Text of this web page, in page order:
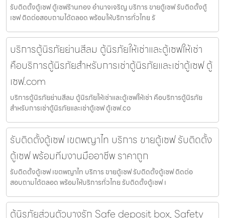
รับติดตั้งตู้เซฟ ตู้เซฟร้านทอง อำนาจเจริญ บริการ ขายตู้เซฟ รับติดตั้งตู้
เซฟ ติดต่อสอบถามได้ตลอด พร้อมให้บริการทั่วไทย รั
บริการตู้นิรภัยย่านสีลม ตู้นิรภัยให้เช่าและตู้เซฟให้เช่า
คือบริการตู้นิรภัยสำหรับการเช่าตู้นิรภัยและเช่าตู้เซฟ ตู้
เซฟ.com
บริการตู้นิรภัยย่านสีลม ตู้นิรภัยให้เช่าและตู้เซฟให้เช่า คือบริการตู้นิรภัย
สำหรับการเช่าตู้นิรภัยและเช่าตู้เซฟ ตู้เซฟ.co
รับติดตั้งตู้เซฟ เขตพญาไท บริการ ขายตู้เซฟ รับติดตั้ง
ตู้เซฟ พร้อมทีมงานมืออาชีพ ราคาถูก
รับติดตั้งตู้เซฟ เขตพญาไท บริการ ขายตู้เซฟ รับติดตั้งตู้เซฟ ติดต่อ
สอบถามได้ตลอด พร้อมให้บริการทั่วไทย รับติดตั้งตู้เซฟ เ
ตู้นิรภัยส่วนตัวบางรัก Safe deposit box, Safety